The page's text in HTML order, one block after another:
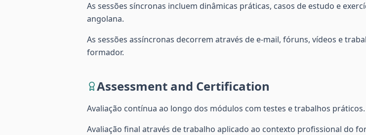
As sessões síncronas incluem dinâmicas práticas, casos de estudo e
angolana.
As sessões assíncronas decorrem através de e-mail, fóruns, vídeos e
formador.
Assessment and Certification
Avaliação contínua ao longo dos módulos com testes e trabalhos práticos.
Avaliação final através de trabalho aplicado ao contexto profissional do